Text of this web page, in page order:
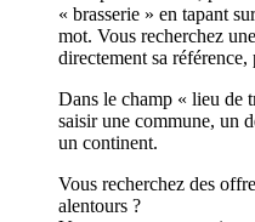
« brasserie » en tapant
mot. Vous recherchez
directement sa
Dans le champ « lieu de
saisir une commune, un
un continent.
Vous recherchez des
alentours ?